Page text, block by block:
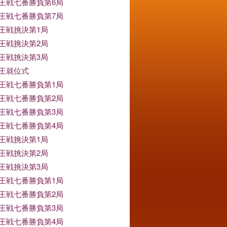
戦七番勝負第7局
戦挑決第1局
戦挑決第2局
戦挑決第3局
就位式
戦七番勝負第1局
戦七番勝負第2局
戦七番勝負第3局
戦七番勝負第4局
戦挑決第1局
戦挑決第2局
戦挑決第3局
戦七番勝負第1局
戦七番勝負第2局
戦七番勝負第3局
戦七番勝負第4局